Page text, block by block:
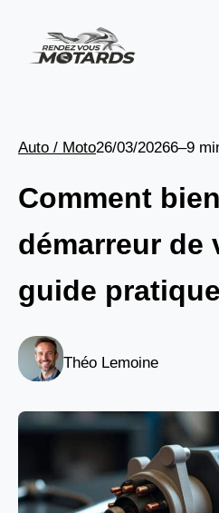
contenu
Auto / Moto26/03/20266–9
Comment
démarreur de
guide
Théo Lemoine